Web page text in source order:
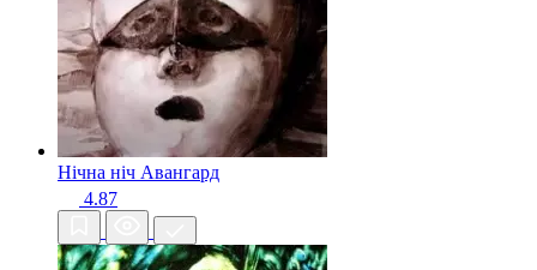
Нічна ніч Авангард
4.87